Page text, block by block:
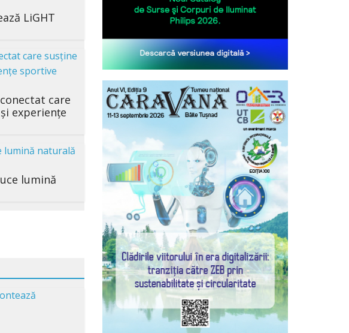
LiGHT
care
experiențe
lumină